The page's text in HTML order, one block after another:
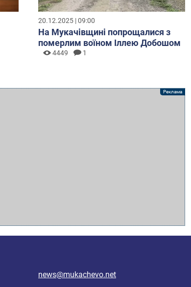
20.12.2025 | 09:00
На Мукачівщині попрощалися з
померлим воїном Іллею Добошом
4449 1
news@mukachevo.net